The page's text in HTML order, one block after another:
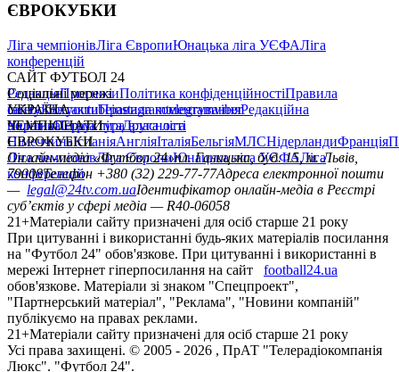
ЄВРОКУБКИ
Ліга чемпіонівЛіга ЄвропиЮнацька ліга УЄФАЛіга
конференцій
САЙТ ФУТБОЛ 24
РедакціяПрогнозиПолітика конфіденційностіПравила
сайтуКонтактиПравила коментуванняРедакційна
політикаСтруктура власності
Соціальні мережі
facebookxyoutubeinstagramtelegramviber
УКРАЇНА
УкраїнаПерша лігаДруга ліга
ЧЕМПІОНАТИ
НімеччинаІспаніяАнгліяІталіяБельгіяМЛСНідерландиФранція
ЄВРОКУБКИ
Ліга чемпіонівЛіга ЄвропиЮнацька ліга УЄФАЛіга
конференцій
Онлайн-медіа «Футбол 24»пл. Галицька, буд. 15, м. Львів,
79008Телефон +380 (32) 229-77-77Адреса електронної пошти
— legal@24tv.com.uaІдентифікатор онлайн-медіа в Реєстрі
суб’єктів у сфері медіа — R40-06058
21+Матеріали сайту призначені для осіб старше 21 року
При цитуванні і використанні будь-яких матеріалів посилання
на "Футбол 24" обов'язкове. При цитуванні і використанні в
мережі Інтернет гіперпосилання на сайт
football24.ua
обов'язкове. Матеріали зі знаком "Спецпроект",
"Партнерський матеріал", "Реклама", "Новини компаній"
публікуємо на правах реклами.
21+Матеріали сайту призначені для осіб старше 21 року
Усi права захищенi. © 2005 - 2026 , ПрАТ "Телерадіокомпанія
Люкс". "Футбол 24".